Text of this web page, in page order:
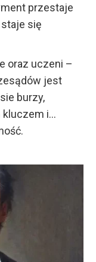
przestaje
się
oraz uczeni –
jest
burzy,
kluczem i…